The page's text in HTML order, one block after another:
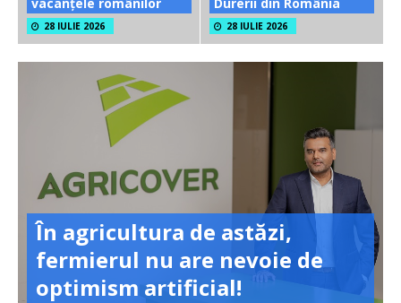
28 IULIE 2026 28 IULIE 2026
În agricultura de astăzi,
fermierul nu are nevoie de
optimism artificial!